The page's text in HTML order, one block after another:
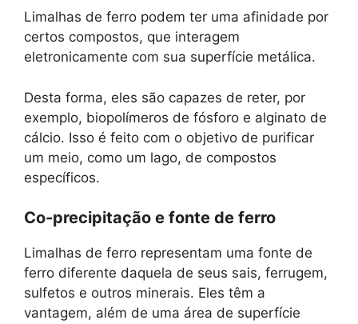
Limalhas de ferro podem ter uma afinidade por
certos compostos, que interagem
eletronicamente com sua superfície metálica.
Desta forma, eles são capazes de reter, por
exemplo, biopolímeros de fósforo e alginato de
cálcio. Isso é feito com o objetivo de purificar
um meio, como um lago, de compostos
específicos.
Co-precipitação e fonte de ferro
Limalhas de ferro representam uma fonte de
ferro diferente daquela de seus sais, ferrugem,
sulfetos e outros minerais. Eles têm a
vantagem, além de uma área de superfície